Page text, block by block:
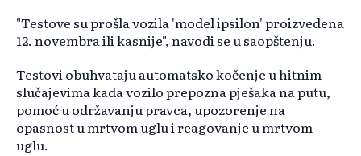
"Testove su prošla vozila 'model ipsilon' proizvedena
12. novembra ili kasnije", navodi se u saopštenju.
Testovi obuhvataju automatsko kočenje u hitnim
slučajevima kada vozilo prepozna pješaka na putu,
pomoć u održavanju pravca, upozorenje na
opasnost u mrtvom uglu i reagovanje u mrtvom
uglu.